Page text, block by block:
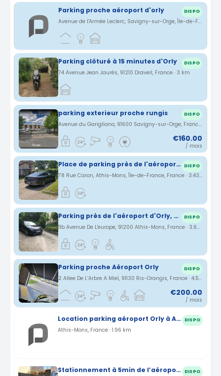
Parking proche aéroport d'orly DISPO
Avenue de l'Armée Leclerc, Savigny-sur-Orge, Île-de-France, France · 2.87 km
Parking clôturé à 15 minutes d'Orly DISPO
74 Avenue Jean Jaurès, 91210 Draveil, France · 3 km
parking exterieur proche rungis DISPO
Avenue du Garigliano, 91600 Savigny-sur-Orge, France · 3.21 km
€160.00
/ mois
Place de parking près de l'aéroport d'Orly DISPO
78 Rue Caron, Athis-Mons, Île-de-France, France · 3.43 km
Parking près de l'aéroport d'Orly, privé, sécurisé DISPO
11b Avenue De L'europe, 91200 Athis-Mons, France · 3.65 km
Parking proche Aéroport Orly DISPO
2 Allee De L’Arbre A Miel, 91130 Ris-Orangis, France · 4.52 km
€200.00
/ mois
Location parking aéroport Orly à Athis-Mons (91) DISPO
Athis-Mons, France · 1.96 km
Stationnement à 5min de l’aéroport d’Orly DISPO